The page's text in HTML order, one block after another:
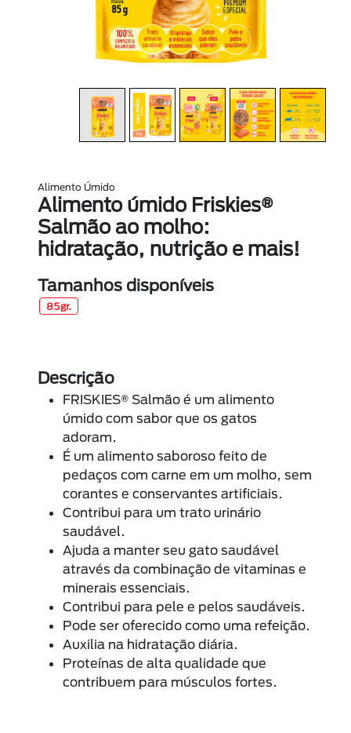
Alimento Úmido
Alimento úmido Friskies®
Salmão ao molho:
hidratação, nutrição e mais!
Tamanhos disponíveis
85gr.
Descrição
FRISKIES® Salmão é um alimento
úmido com sabor que os gatos
adoram.
É um alimento saboroso feito de
pedaços com carne em um molho, sem
corantes e conservantes artificiais.
Contribui para um trato urinário
saudável.
Ajuda a manter seu gato saudável
através da combinação de vitaminas e
minerais essenciais.
Contribui para pele e pelos saudáveis.
Pode ser oferecido como uma refeição.
Auxilia na hidratação diária.
Proteínas de alta qualidade que
contribuem para músculos fortes.